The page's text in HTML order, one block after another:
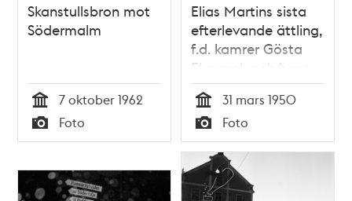
Skanstullsbron mot
Södermalm
Tid
7 oktober 1962
Typ
Foto
Elias Martins sista
efterlevande ättling,
f.d. kamrer Gösta
Ekmarck och hans
maka Anna-Maria i
deras hem intill
Skanstull
Tid
31 mars 1950
Typ
Foto